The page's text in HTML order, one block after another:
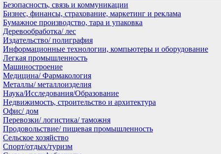
Безопасность, связь и коммуникации
Бизнес, финансы, страхование, маркетинг и реклама
Бумажное производство, тара и упаковка
Деревообработка/ лес
Издательство/ полиграфия
Информационные технологии, компьютеры и оборудование
Легкая промышленность
Машиностроение
Медицина/ Фармакология
Металлы/ металлоизделия
Наука/Исследования/Образование
Недвижимость, строительство и архитектура
Офис/ дом
Перевозки/ логистика/ таможня
Продовольствие/ пищевая промышленность
Сельское хозяйство
Спорт/отдых/туризм